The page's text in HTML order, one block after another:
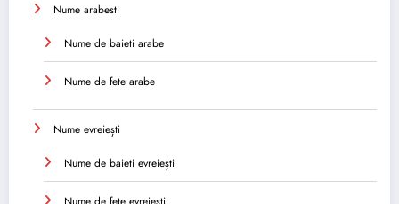
Nume arabesti
Nume de baieti arabe
Nume de fete arabe
Nume evreiești
Nume de baieti evreiești